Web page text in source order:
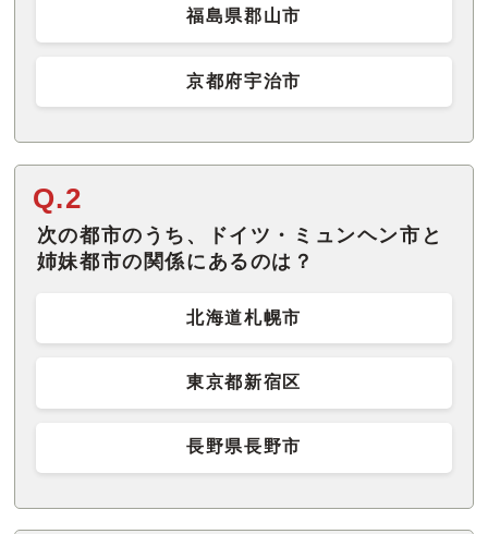
福島県郡山市
京都府宇治市
Q.2
次の都市のうち、ドイツ・ミュンヘン市と
姉妹都市の関係にあるのは？
北海道札幌市
東京都新宿区
長野県長野市